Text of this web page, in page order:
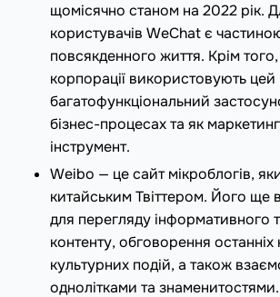
щомісячно станом на 2022 рік.
користувачів WeChat є
повсякденного життя. Крім того,
корпорації використовують цей
багатофункціональний
бізнес-процесах та як
інструмент.
Weibo — це сайт мікроблогів,
китайським Твіттером. Його ще
для перегляду інформативного
контенту, обговорення останніх
культурних подій, а також
однолітками та